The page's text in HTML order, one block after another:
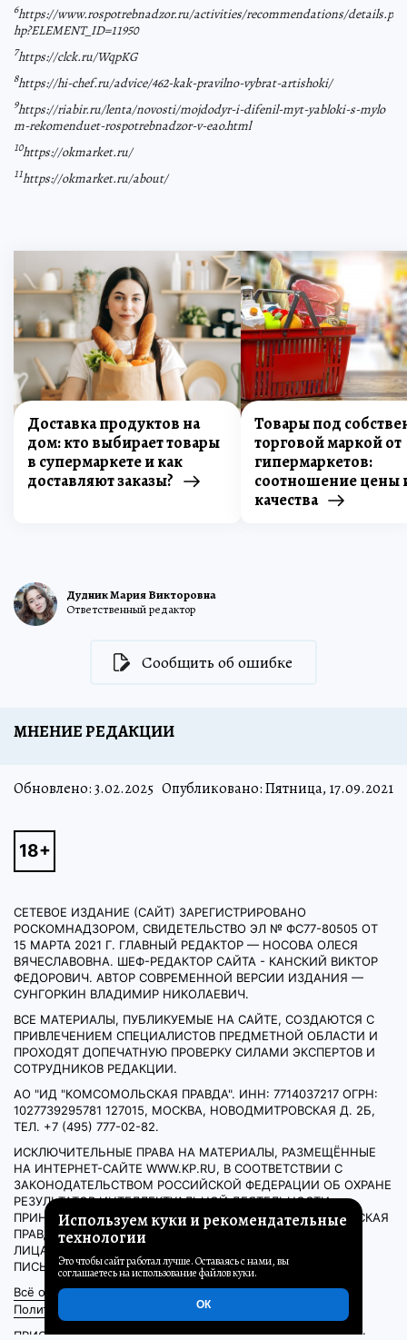
6https://www.rospotrebnadzor.ru/activities/recommendations/details.p
hp?ELEMENT_ID=11950
7https://clck.ru/WqpKG
8https://hi-chef.ru/advice/462-kak-pravilno-vybrat-artishoki/
9https://riabir.ru/lenta/novosti/mojdodyr-i-difenil-myt-yabloki-s-mylo
m-rekomenduet-rospotrebnadzor-v-eao.html
10https://okmarket.ru/
11https://okmarket.ru/about/
Доставка продуктов на
дом: кто выбирает товары
в супермаркете и как
доставляют заказы?
Товары под
торговой маркой от
гипермаркетов:
соотношение цены
качества
Дудник Мария Викторовна
Ответственный редактор
Сообщить об ошибке
МНЕНИЕ РЕДАКЦИИ
Обновлено:3.02.2025 Опубликовано: Пятница, 17.09.2021
СЕТЕВОЕ ИЗДАНИЕ (САЙТ) ЗАРЕГИСТРИРОВАНО
РОСКОМНАДЗОРОМ, СВИДЕТЕЛЬСТВО ЭЛ № ФС77-80505 ОТ
15 МАРТА 2021 Г. ГЛАВНЫЙ РЕДАКТОР — НОСОВА ОЛЕСЯ
ВЯЧЕСЛАВОВНА. ШЕФ-РЕДАКТОР САЙТА - КАНСКИЙ ВИКТОР
ФЕДОРОВИЧ. АВТОР СОВРЕМЕННОЙ ВЕРСИИ ИЗДАНИЯ —
СУНГОРКИН ВЛАДИМИР НИКОЛАЕВИЧ.
ВСЕ МАТЕРИАЛЫ, ПУБЛИКУЕМЫЕ НА САЙТЕ, СОЗДАЮТСЯ С
ПРИВЛЕЧЕНИЕМ СПЕЦИАЛИСТОВ ПРЕДМЕТНОЙ ОБЛАСТИ И
ПРОХОДЯТ ДОПЕЧАТНУЮ ПРОВЕРКУ СИЛАМИ ЭКСПЕРТОВ И
СОТРУДНИКОВ РЕДАКЦИИ.
АО "ИД "КОМСОМОЛЬСКАЯ ПРАВДА". ИНН: 7714037217 ОГРН:
1027739295781 127015, МОСКВА, НОВОДМИТРОВСКАЯ Д. 2Б,
ТЕЛ. +7 (495) 777-02-82.
ИСКЛЮЧИТЕЛЬНЫЕ ПРАВА НА МАТЕРИАЛЫ, РАЗМЕЩЁННЫЕ
НА ИНТЕРНЕТ-САЙТЕ WWW.KP.RU, В СООТВЕТСТВИИ С
ЗАКОНОДАТЕЛЬСТВОМ РОССИЙСКОЙ ФЕДЕРАЦИИ ОБ ОХРАНЕ
РЕЗУЛЬТАТОВ ИНТЕЛЛЕКТУАЛЬНОЙ ДЕЯТЕЛЬНОСТИ
ПРИНАДЛЕЖАТ АО «ИЗДАТЕЛЬСКИЙ ДОМ «КОМСОМОЛЬСКАЯ
ПРАВДА», И НЕ ПОДЛЕЖАТ ИСПОЛЬЗОВАНИЮ ДРУГИМИ
ЛИЦАМИ В КАКОЙ БЫ ТО НИ БЫЛО ФОРМЕ БЕЗ
ПИСЬМЕННОГО РАЗРЕШЕНИЯ ПРАВООБЛАДАТЕЛЯ.
Всё о КП
Пользовательское соглашение
Политика обработки персональных данных
ПРИОБРЕТЕНИЕ АВТОРСКИХ ПРАВ И СВЯЗЬ С РЕДАКЦИЕЙ:
Используем куки и рекомендательные
технологии
Это чтобы сайт работал лучше. Оставаясь с нами, вы
соглашаетесь на использование файлов куки.
ОК